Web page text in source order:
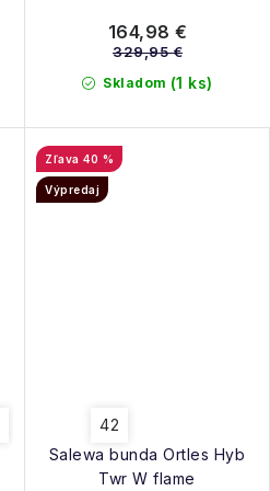
Skladom (1 ks)
164,98 €
329,95 €
Salewa bunda Ortles Hyb
Twr W flame
40 %
Výpredaj
42